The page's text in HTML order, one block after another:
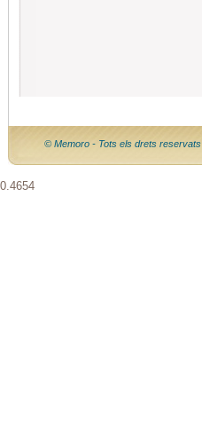
© Memoro - Tots els drets reservats
0.4654